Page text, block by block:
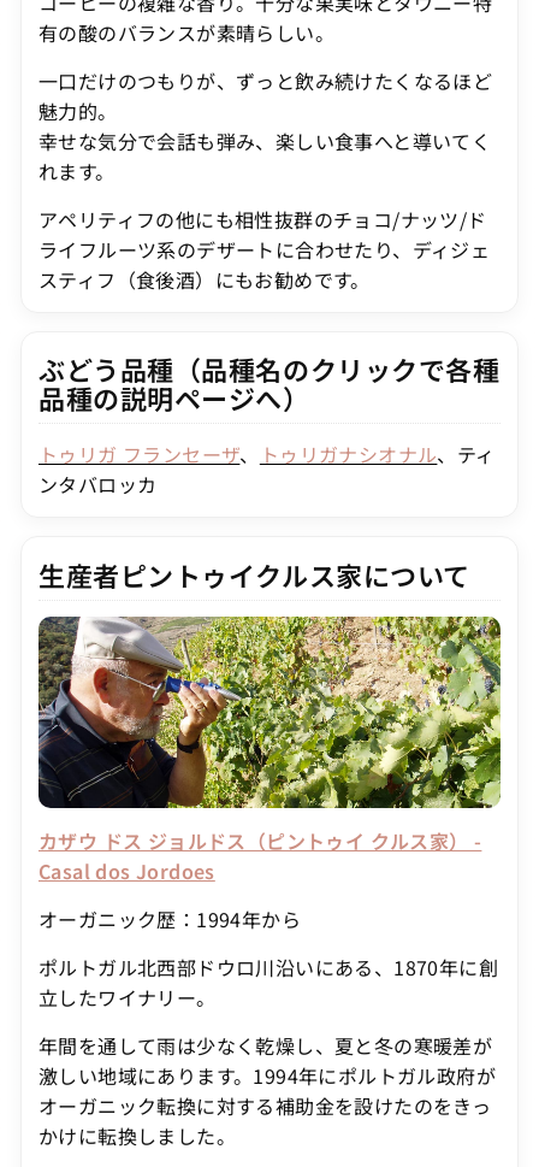
有の酸のバランスが素晴らしい。
一口だけのつもりが、ずっと飲み続けたくなるほど
魅力的。
幸せな気分で会話も弾み、楽しい食事へと導いてく
れます。
アペリティフの他にも相性抜群のチョコ/ナッツ/ド
ライフルーツ系のデザートに合わせたり、ディジェ
スティフ（食後酒）にもお勧めです。
ぶどう品種（品種名のクリックで各種
品種の説明ページへ）
トゥリガ フランセーザ、 トゥリガナシオナル、ティ
ンタバロッカ
生産者ピントゥイクルス家について
カザウ ドス ジョルドス（ピントゥイ クルス家） -
Casal dos Jordoes
オーガニック歴：1994年から
ポルトガル北西部ドウロ川沿いにある、1870年に創
立したワイナリー。
年間を通して雨は少なく乾燥し、夏と冬の寒暖差が
激しい地域にあります。1994年にポルトガル政府が
オーガニック転換に対する補助金を設けたのをきっ
かけに転換しました。